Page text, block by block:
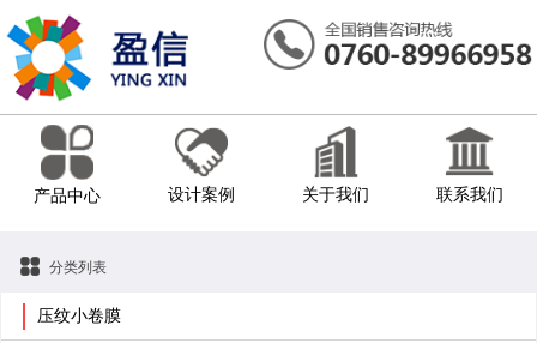
产品中心 设计案例 关于我们 联系我们
分类列表
压纹小卷膜